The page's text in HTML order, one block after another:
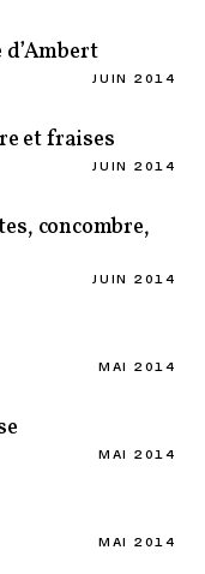
JUIN 2014
et fraises
JUIN 2014
concombre,
JUIN 2014
MAI 2014
MAI 2014
MAI 2014